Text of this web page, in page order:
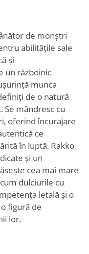
de monștri
abilitățile sale
și
un războinic
munca
de o natură
mândresc cu
oferind încurajare
ce
în luptă. Rakko
și un
cea mai mare
dulciurile cu
letală și o
figură de
lor.